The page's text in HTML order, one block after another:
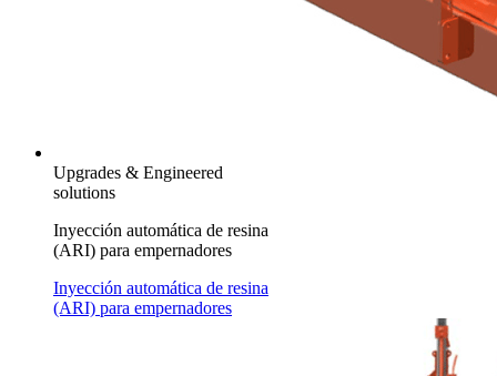
Upgrades & Engineered
solutions
Inyección automática de resina
(ARI) para empernadores
Inyección automática de resina
(ARI) para empernadores